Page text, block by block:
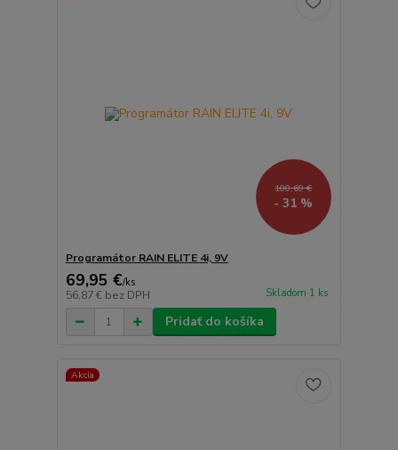
100,69 €
- 31 %
Programátor RAIN ELITE 4i, 9V
69,95 €/ks
56,87 € bez DPH Skladom 1 ks
Pridať do košíka
Akcia